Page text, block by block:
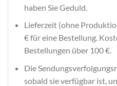
haben Sie Geduld.
Lieferzeit (ohne
€ für eine Bestellung.
Bestellungen über 100 €.
Die
sobald sie verfügbar ist,